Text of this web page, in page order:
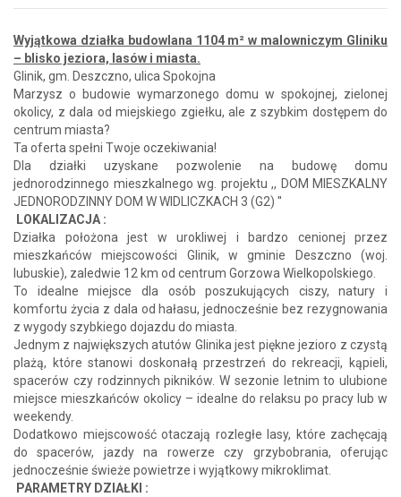
Wyjątkowa działka budowlana 1104 m² w malowniczym Gliniku
– blisko jeziora, lasów i miasta.
Glinik, gm. Deszczno, ulica Spokojna
Marzysz o budowie wymarzonego domu w spokojnej, zielonej
okolicy, z dala od miejskiego zgiełku, ale z szybkim dostępem do
centrum miasta?
Ta oferta spełni Twoje oczekiwania!
Dla działki uzyskane pozwolenie na budowę domu
jednorodzinnego mieszkalnego wg. projektu ,, DOM MIESZKALNY
JEDNORODZINNY DOM W WIDLICZKACH 3 (G2) ''
LOKALIZACJA :
Działka położona jest w urokliwej i bardzo cenionej przez
mieszkańców miejscowości Glinik, w gminie Deszczno (woj.
lubuskie), zaledwie 12 km od centrum Gorzowa Wielkopolskiego.
To idealne miejsce dla osób poszukujących ciszy, natury i
komfortu życia z dala od hałasu, jednocześnie bez rezygnowania
z wygody szybkiego dojazdu do miasta.
Jednym z największych atutów Glinika jest piękne jezioro z czystą
plażą, które stanowi doskonałą przestrzeń do rekreacji, kąpieli,
spacerów czy rodzinnych pikników. W sezonie letnim to ulubione
miejsce mieszkańców okolicy – idealne do relaksu po pracy lub w
weekendy.
Dodatkowo miejscowość otaczają rozległe lasy, które zachęcają
do spacerów, jazdy na rowerze czy grzybobrania, oferując
jednocześnie świeże powietrze i wyjątkowy mikroklimat.
PARAMETRY DZIAŁKI :